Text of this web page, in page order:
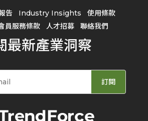
告 Industry Insights
使用條款
員服務條款 人才招募 聯絡我們
最新產業洞察
訂閱